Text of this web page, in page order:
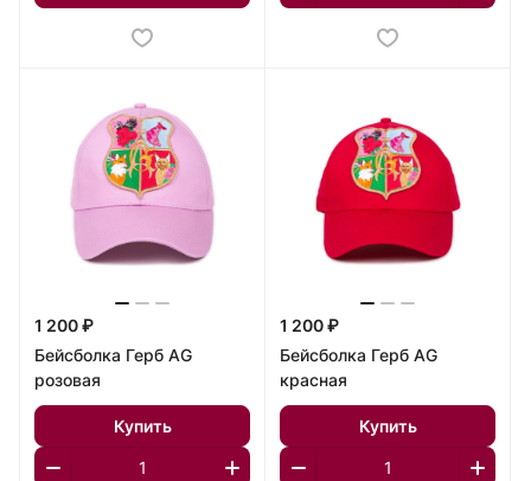
1 200 ₽
Бейсболка Герб AG
розовая
Купить
1 200 ₽
Бейсболка Герб AG
красная
Купить